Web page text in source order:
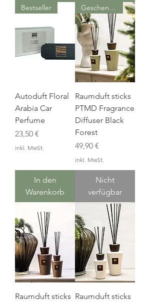
Bestseller
Autoduft Floral
Arabia Car
Perfume
Preis
23,50 €
inkl. MwSt.
In den
Warenkorb
Geschenkidee
Raumduft sticks
PTMD Fragrance
Diffuser Black
Forest
Preis
49,90 €
inkl. MwSt.
Nicht
verfügbar
Raumduft sticks Raumduft sticks